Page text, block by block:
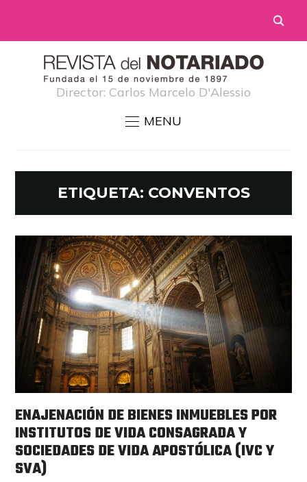
Director: Carlos Marcelo D'Alessio
MENU
ETIQUETA: CONVENTOS
ENAJENACIÓN DE BIENES INMUEBLES POR
INSTITUTOS DE VIDA CONSAGRADA Y
SOCIEDADES DE VIDA APOSTÓLICA (IVC Y
SVA)